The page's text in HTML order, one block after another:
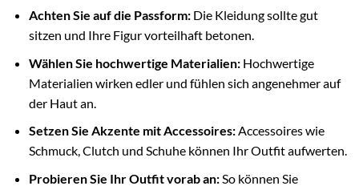
Achten Sie auf die Passform:Die Kleidung sollte gut
sitzen und Ihre Figur vorteilhaft betonen.
Wählen Sie hochwertige Materialien:Hochwertige
Materialien wirken edler und fühlen sich angenehmer auf
der Haut an.
Setzen Sie Akzente mit Accessoires:Accessoires wie
Schmuck, Clutch und Schuhe können Ihr Outfit aufwerten.
Probieren Sie Ihr Outfit vorab an:So können Sie